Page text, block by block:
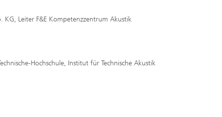
KG, Leiter F&E Kompetenzzentrum Akustik
Hochschule, Institut für Technische Akustik